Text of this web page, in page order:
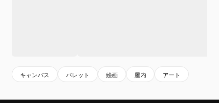
キャンバス パレット 絵画 屋内 アート